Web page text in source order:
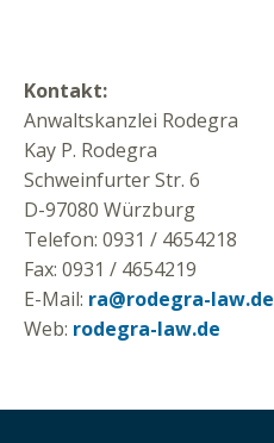
Kontakt:
Anwaltskanzlei Rodegra
Kay P. Rodegra
Schweinfurter Str. 6
D-97080 Würzburg
Telefon: 0931 / 4654218
Fax: 0931 / 4654219
E-Mail: ra@rodegra-law.de
Web: rodegra-law.de